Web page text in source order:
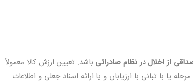
از اخلال در نظام صادراتی باشد. تعیین ارزش کالا معمولاً
یا با تبانی با ارزیابان و یا ارائه اسناد جعلی و اطلاعات